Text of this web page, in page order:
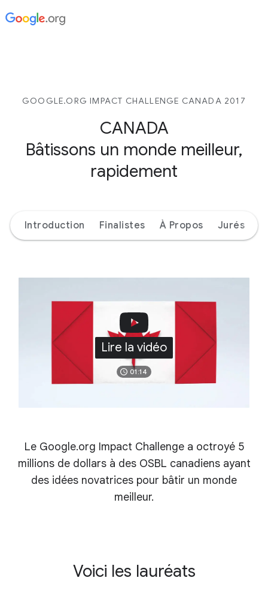
GOOGLE.ORG IMPACT CHALLENGE CANADA 2017
CANADA
Bâtissons un monde meilleur,
rapidement
Introduction Finalistes À Propos Jurés
Lire la vidéo
01:14
Le Google.org Impact Challenge a octroyé 5
millions de dollars à des OSBL canadiens ayant
des idées novatrices pour bâtir un monde
meilleur.
Voici les lauréats